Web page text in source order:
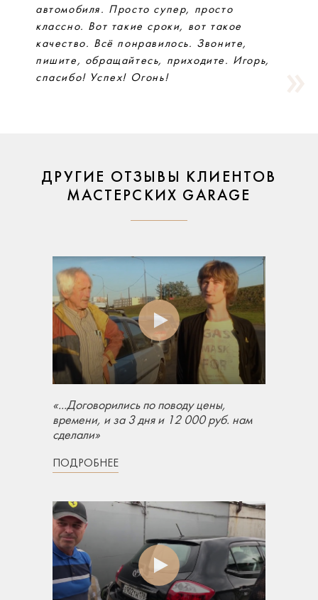
автомобиля. Просто супер, просто
классно. Вот такие сроки, вот такое
качество. Всё понравилось. Звоните,
пишите, обращайтесь, приходите. Игорь,
спасибо! Успех! Огонь!
ДРУГИЕ ОТЗЫВЫ КЛИЕНТОВ
МАСТЕРСКИХ GARAGE
«...Договорились по поводу цены,
времени, и за 3 дня и 12 000 руб. нам
сделали»
ПОДРОБНЕЕ